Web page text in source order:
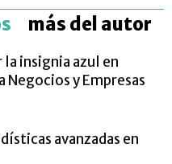
más del autor
insignia azul en
Negocios y Empresas
avanzadas en